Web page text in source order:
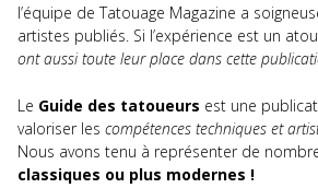
l’équipe de Tatouage Magazine a
artistes publiés. Si l’expérience est un
ont aussi toute leur place dans cette
Le Guide des tatoueurs est une
valoriser les compétences techniques et
Nous avons tenu à représenter de
classiques ou plus modernes !